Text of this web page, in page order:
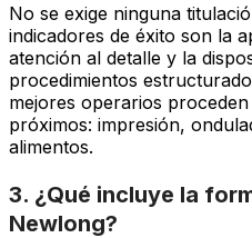
No se exige ninguna
indicadores de éxito son la
atención al detalle y la
procedimientos
mejores operarios
próximos: impresión,
alimentos.
3. ¿Qué incluye la
Newlong?